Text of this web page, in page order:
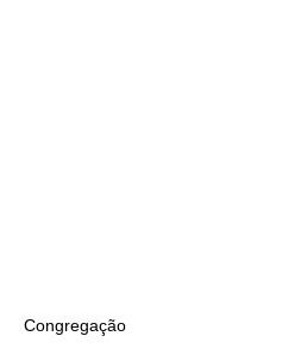
Congregação